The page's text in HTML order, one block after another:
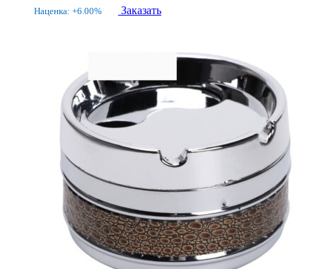
Наценка: +6.00% Заказать